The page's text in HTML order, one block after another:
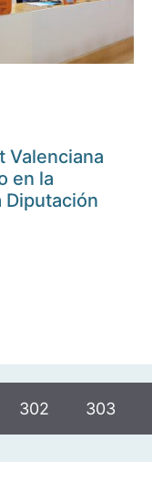
Valenciana
en la
Diputación
302 303